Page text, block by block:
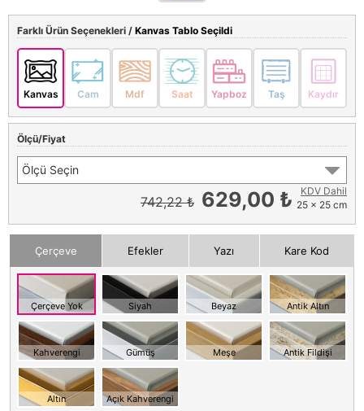
Farklı Ürün Seçenekleri / Kanvas Tablo Seçildi
Kanvas Cam Mdf Saat Yapboz Taş Kaydır
Ölçü/Fiyat
Ölçü Seçin
742,22 ₺ 629,00 ₺
KDV Dahil
25 x 25 cm
Çerçeve Efekler Yazı Kare Kod
Çerçeve Yok Siyah Beyaz Antik Altın
Kahverengi Gümüş Meşe Antik Fildişi
Altın Açık Kahverengi